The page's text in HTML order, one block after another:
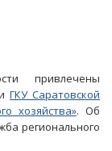
привлечены
ГКУ Саратовской
хозяйства». Об
регионального